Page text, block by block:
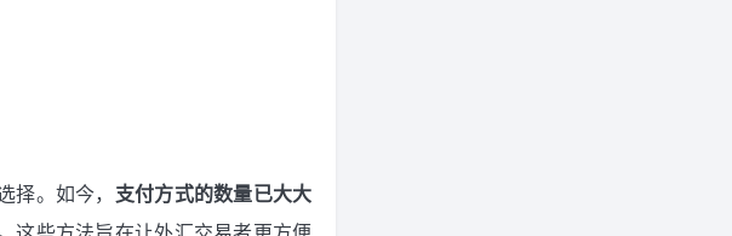
。如今， 支付方式的数量已大大